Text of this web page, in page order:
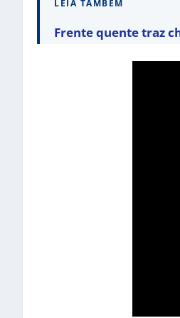
LEIA TAMBÉM
Frente quente traz